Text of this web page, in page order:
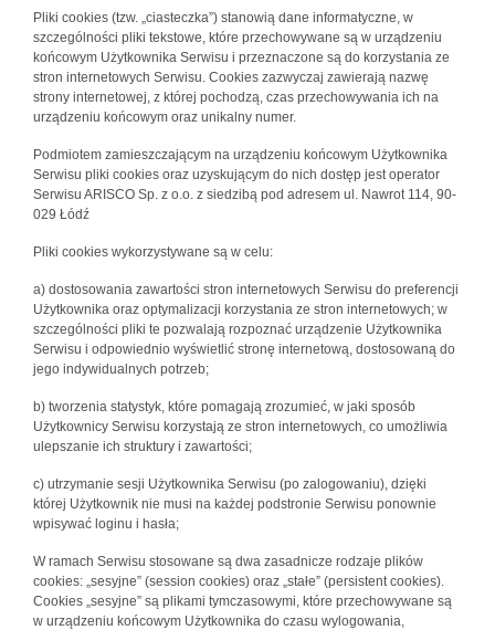
Pliki cookies (tzw. „ciasteczka”) stanowią dane informatyczne, w
szczególności pliki tekstowe, które przechowywane są w urządzeniu
końcowym Użytkownika Serwisu i przeznaczone są do korzystania ze
stron internetowych Serwisu. Cookies zazwyczaj zawierają nazwę
strony internetowej, z której pochodzą, czas przechowywania ich na
urządzeniu końcowym oraz unikalny numer.
Podmiotem zamieszczającym na urządzeniu końcowym Użytkownika
Serwisu pliki cookies oraz uzyskującym do nich dostęp jest operator
Serwisu ARISCO Sp. z o.o. z siedzibą pod adresem ul. Nawrot 114, 90-
029 Łódź
Pliki cookies wykorzystywane są w celu:
a) dostosowania zawartości stron internetowych Serwisu do preferencji
Użytkownika oraz optymalizacji korzystania ze stron internetowych; w
szczególności pliki te pozwalają rozpoznać urządzenie Użytkownika
Serwisu i odpowiednio wyświetlić stronę internetową, dostosowaną do
jego indywidualnych potrzeb;
b) tworzenia statystyk, które pomagają zrozumieć, w jaki sposób
Użytkownicy Serwisu korzystają ze stron internetowych, co umożliwia
ulepszanie ich struktury i zawartości;
c) utrzymanie sesji Użytkownika Serwisu (po zalogowaniu), dzięki
której Użytkownik nie musi na każdej podstronie Serwisu ponownie
wpisywać loginu i hasła;
W ramach Serwisu stosowane są dwa zasadnicze rodzaje plików
cookies: „sesyjne” (session cookies) oraz „stałe” (persistent cookies).
Cookies „sesyjne” są plikami tymczasowymi, które przechowywane są
w urządzeniu końcowym Użytkownika do czasu wylogowania,